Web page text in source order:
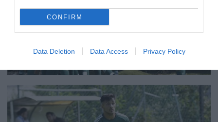
CONFIRM
Data Deletion Data Access Privacy Policy